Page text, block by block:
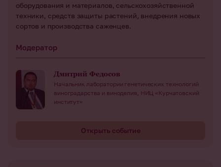
оборудования и материалов, сельскохозяйственной
техники, средств защиты растений, внедрения новых
сортов и производства саженцев.
Модератор
Дмитрий Федосов
Начальник лаборатории генетических технологий
виноградарства и виноделия, НИЦ «Курчатовский
институт»
Открыть событие